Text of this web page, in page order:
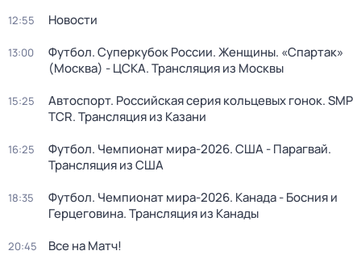
12:55 Новости
13:00
Футбол. Суперкубок России. Женщины. «Спартак»
(Москва) - ЦСКА. Трансляция из Москвы
15:25
Автоспорт. Российская серия кольцевых гонок. SMP
TCR. Трансляция из Казани
16:25
Футбол. Чемпионат мира-2026. США - Парагвай.
Трансляция из США
18:35
Футбол. Чемпионат мира-2026. Канада - Босния и
Герцеговина. Трансляция из Канады
20:45 Все на Матч!